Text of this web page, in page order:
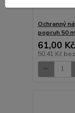
Ochranný
popruh 50
61,00 Kč
50,41 Kč